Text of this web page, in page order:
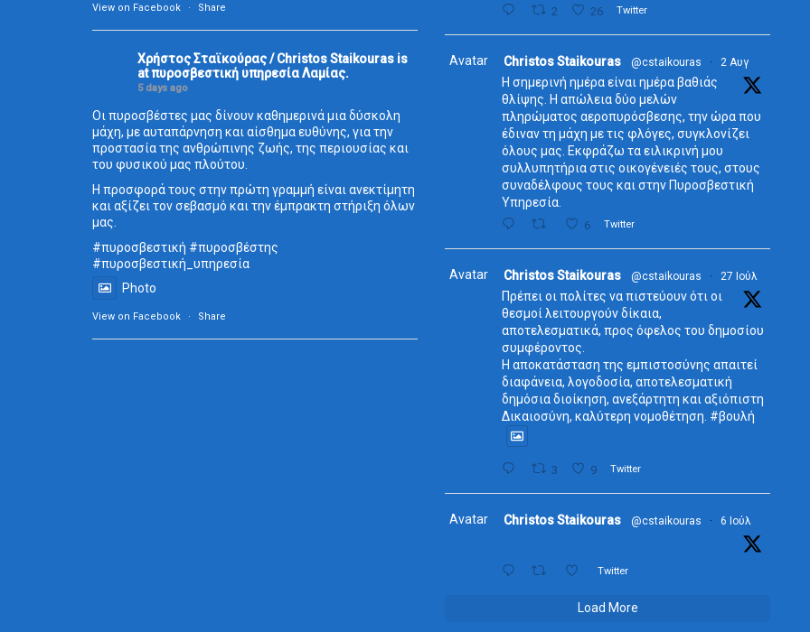
View on Facebook · Share
Χρήστος Σταϊκούρας / Christos Staikouras is
at πυροσβεστική υπηρεσία Λαμίας.
5 days ago
Οι πυροσβέστες μας δίνουν καθημερινά μια δύσκολη
μάχη, με αυταπάρνηση και αίσθημα ευθύνης, για την
προστασία της ανθρώπινης ζωής, της περιουσίας και
του φυσικού μας πλούτου.
Η προσφορά τους στην πρώτη γραμμή είναι ανεκτίμητη
και αξίζει τον σεβασμό και την έμπρακτη στήριξη όλων
μας.
#πυροσβεστική #πυροσβέστης
#πυροσβεστική_ υπηρεσία
Photo
View on Facebook · Share
2 26 Twitter
Avatar Christos Staikouras @cstaikouras · 2 Αυγ
Η σημερινή ημέρα είναι ημέρα βαθιάς
θλίψης. Η απώλεια δύο μελών
πληρώματος αεροπυρόσβεσης, την ώρα που
έδιναν τη μάχη με τις φλόγες, συγκλονίζει
όλους μας. Εκφράζω τα ειλικρινή μου
συλλυπητήρια στις οικογένειές τους, στους
συναδέλφους τους και στην Πυροσβεστική
Υπηρεσία.
6 Twitter
Avatar Christos Staikouras @cstaikouras · 27 Ιούλ
Πρέπει οι πολίτες να πιστεύουν ότι οι
θεσμοί λειτουργούν δίκαια,
αποτελεσματικά, προς όφελος του δημοσίου
συμφέροντος.
Η αποκατάσταση της εμπιστοσύνης απαιτεί
διαφάνεια, λογοδοσία, αποτελεσματική
δημόσια διοίκηση, ανεξάρτητη και αξιόπιστη
Δικαιοσύνη, καλύτερη νομοθέτηση. #βουλή
3 9 Twitter
Avatar Christos Staikouras @cstaikouras · 6 Ιούλ
Twitter
Load More